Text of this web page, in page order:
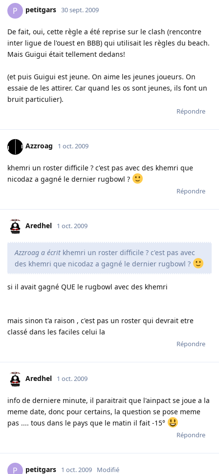
P petitgars 30 sept. 2009
De fait, oui, cette règle a été reprise sur le clash (rencontre
inter ligue de l'ouest en BBB) qui utilisait les règles du beach.
Mais Guigui était tellement dedans!
(et puis Guigui est jeune. On aime les jeunes joueurs. On
essaie de les attirer. Car quand les os sont jeunes, ils font un
bruit particulier).
Répondre
Azzroag 1 oct. 2009
khemri un roster difficile ? c'est pas avec des khemri que
nicodaz a gagné le dernier rugbowl ?
Répondre
Aredhel 1 oct. 2009
Azzroag a écrit khemri un roster difficile ? c'est pas avec
des khemri que nicodaz a gagné le dernier rugbowl ?
si il avait gagné QUE le rugbowl avec des khemri
mais sinon t'a raison , c'est pas un roster qui devrait etre
classé dans les faciles celui la
Répondre
Aredhel 1 oct. 2009
info de derniere minute, il paraitrait que l'ainpact se joue a la
meme date, donc pour certains, la question se pose meme
pas .... tous dans le pays que le matin il fait -15°
Répondre
P petitgars 1 oct. 2009 Modifié